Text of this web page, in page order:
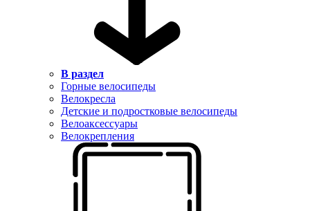
В раздел
Горные велосипеды
Велокресла
Детские и подростковые велосипеды
Велоаксессуары
Велокрепления